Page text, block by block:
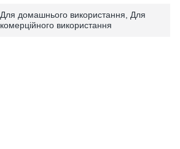
Для домашнього використання, Для
комерційного використання